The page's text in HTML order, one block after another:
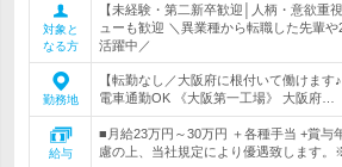
対象と
なる方
【未経験・第二新卒歓迎│人柄・意欲重
ューも歓迎 ＼異業種から転職した先輩
活躍中／
勤務地
【転勤なし／大阪府に根付いて働けま
電車通勤OK 《大阪第一工場》 大阪府…
給与
■月給23万円～30万円 ＋各種手当 +賞
慮の上、当社規定により優遇致します